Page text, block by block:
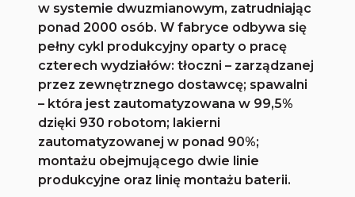
w systemie dwuzmianowym, zatrudniając
ponad 2000 osób. W fabryce odbywa się
pełny cykl produkcyjny oparty o pracę
czterech wydziałów: tłoczni – zarządzanej
przez zewnętrznego dostawcę; spawalni
– która jest zautomatyzowana w 99,5%
dzięki 930 robotom; lakierni
zautomatyzowanej w ponad 90%;
montażu obejmującego dwie linie
produkcyjne oraz linię montażu baterii.